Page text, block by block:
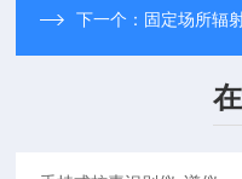
下一个： 固定场所辐